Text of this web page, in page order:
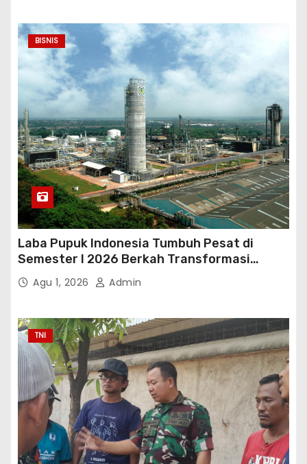
BISNIS
Laba Pupuk Indonesia Tumbuh Pesat di
Semester I 2026 Berkah Transformasi
Danantara
Agu 1, 2026 Admin
TNI